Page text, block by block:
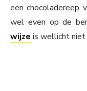
een chocoladereep
wel even op de
wijze is wellicht niet